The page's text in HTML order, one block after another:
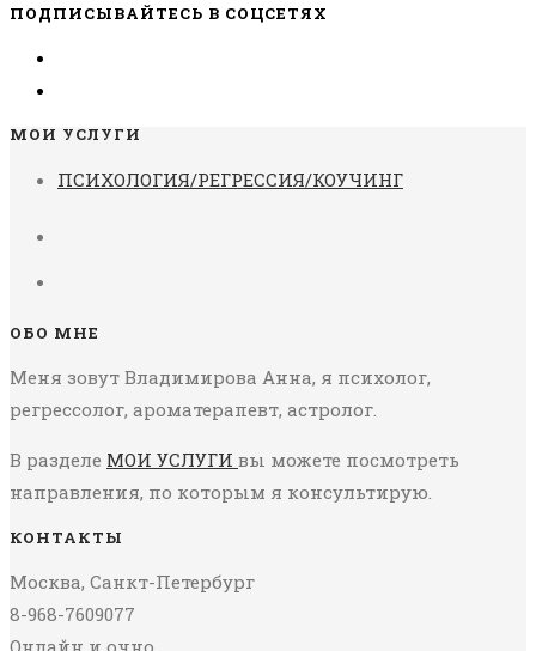
ПОДПИСЫВАЙТЕСЬ В СОЦСЕТЯХ
МОИ УСЛУГИ
ПСИХОЛОГИЯ/РЕГРЕССИЯ/КОУЧИНГ
ОБО МНЕ
Меня зовут Владимирова Анна, я психолог,
регрессолог, ароматерапевт, астролог.
В разделе МОИ УСЛУГИ вы можете посмотреть
направления, по которым я консультирую.
КОНТАКТЫ
Москва, Санкт-Петербург
8-968-7609077
Онлайн и очно